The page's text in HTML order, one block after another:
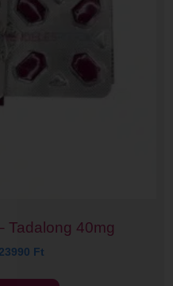
Tadalong 40mg
23990 Ft